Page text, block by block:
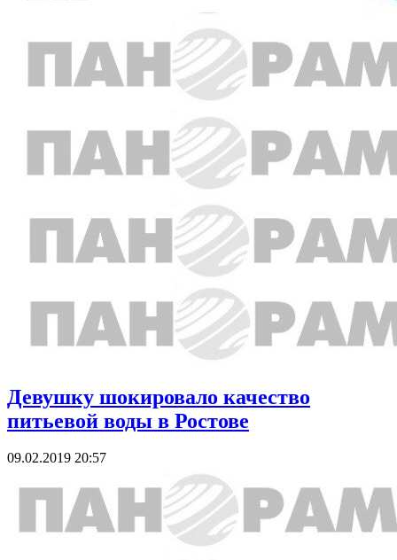
Девушку шокировало качество
питьевой воды в Ростове
09.02.2019 20:57